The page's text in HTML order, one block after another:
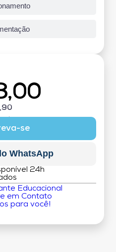
se
WhatsApp
24h
Educacional
em Contato
para você!